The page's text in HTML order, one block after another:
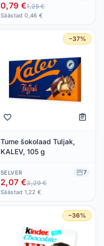
0,79 €1,25 €
Säästad 0,46 €
−37%
Tume šokolaad Tuljak,
KALEV, 105 g
SELVER 7
2,07 €3,29 €
Säästad 1,22 €
−36%